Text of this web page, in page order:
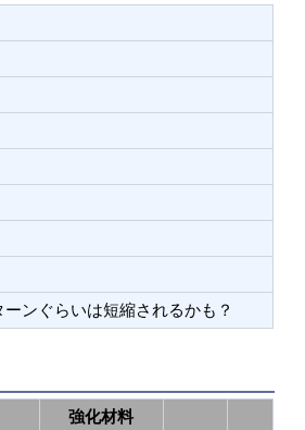
ンぐらいは短縮されるかも？
強化材料